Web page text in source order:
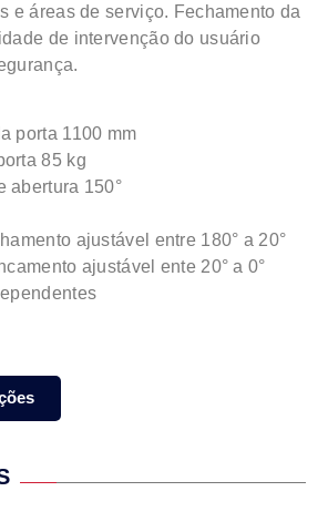
e áreas de serviço. Fechamento da
de intervenção do usuário
porta 1100 mm
85 kg
abertura 150°
ajustável entre 180° a 20°
ajustável ente 20° a 0°